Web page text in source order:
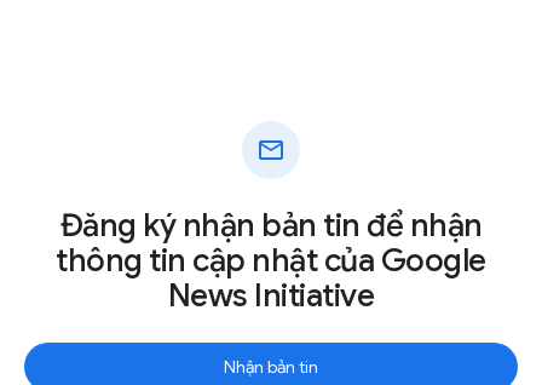
mail
Đăng ký nhận bản tin để nhận
thông tin cập nhật của Google
News Initiative
Nhận bản tin